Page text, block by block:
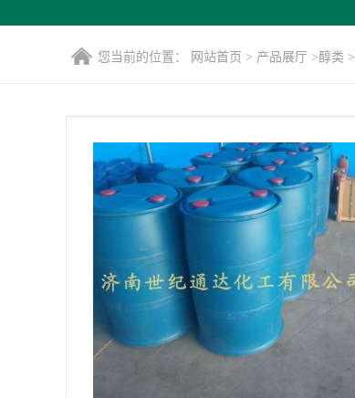
您当前的位置： 网站首页 > 产品展厅 >醇类 >